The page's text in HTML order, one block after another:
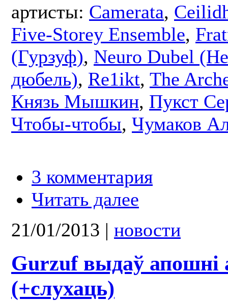
артисты: Camerata,
Five-Storey Ensemble,
(Гурзуф), Neuro Dubel
дюбель), Re1ikt, The
Князь Мышкин, Пукст
Чтобы-чтобы, Чумаков
3 комментария
Читать далее
21/01/2013 | новости
Gurzuf выдаў апошні
(+слухаць)